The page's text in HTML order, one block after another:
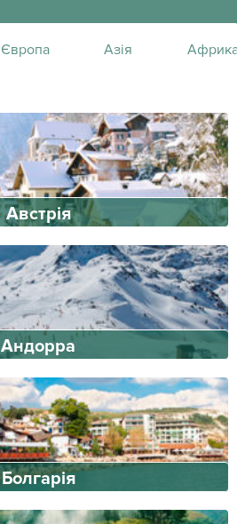
Європа Азія
Австрія
Андорра
Болгарія